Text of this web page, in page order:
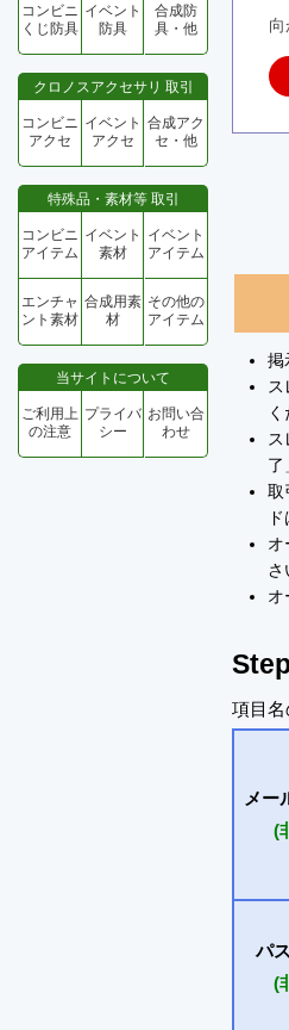
コンビニ
くじ防具
イベント
防具
合成防
具・他
クロノスアクセサリ 取引
コンビニ
アクセ
イベント
アクセ
合成アク
セ・他
特殊品・素材等 取引
コンビニ
アイテム
イベント
素材
イベント
アイテム
エンチャ
ント素材
合成用素
材
その他の
アイテム
当サイトについて
ご利用上
の注意
プライバ
シー
お問い合
わせ
掲
く
了
取
オ
さ
オ
項目名
メー
(
パ
(